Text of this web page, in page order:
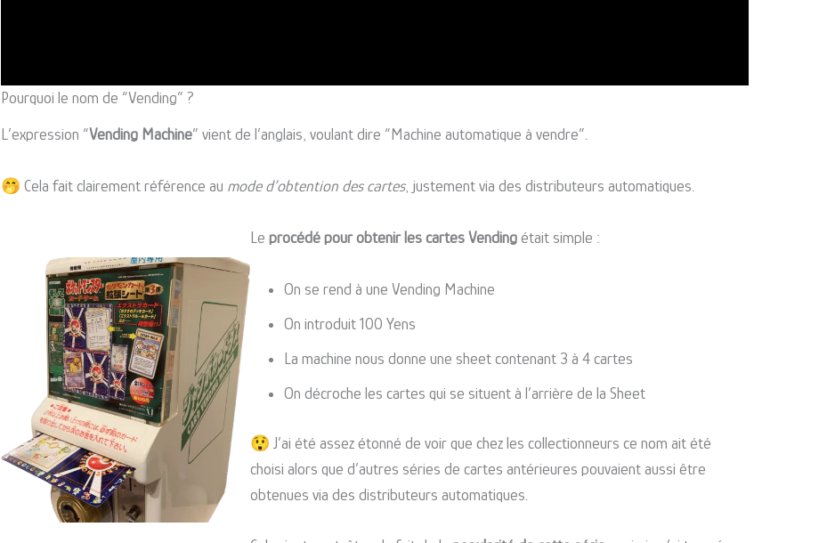
Pourquoi le nom de “Vending” ?
L’expression “Vending Machine” vient de l’anglais, voulant dire “Machine automatique à vendre”.
🤭 Cela fait clairement référence au mode d’obtention des cartes, justement via des distributeurs automatiques.
Le procédé pour obtenir les cartes Vendingétait simple :
On se rend à une Vending Machine
On introduit 100 Yens
La machine nous donne une sheet contenant 3 à 4 cartes
On décroche les cartes qui se situent à l’arrière de la Sheet
😲 J’ai été assez étonné de voir que chez les collectionneurs ce nom ait été
choisi alors que d’autres séries de cartes antérieures pouvaient aussi être
obtenues via des distributeurs automatiques.